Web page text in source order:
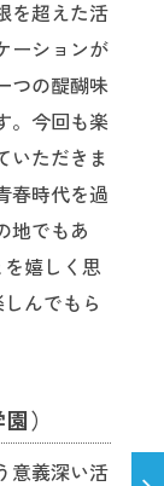
を超えた活
ーションが
つの醍醐味
。今回も楽
いただきま
春時代を過
地でもあ
嬉しく思
んでもら
）
意義深い活